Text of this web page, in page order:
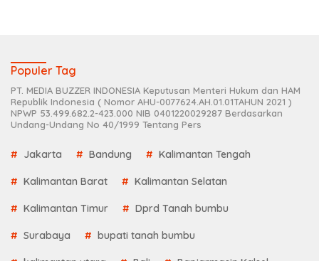
Populer Tag
PT. MEDIA BUZZER INDONESIA Keputusan Menteri Hukum dan HAM
Republik Indonesia ( Nomor AHU-0077624.AH.01.01TAHUN 2021 )
NPWP 53.499.682.2-423.000 NIB 0401220029287 Berdasarkan
Undang-Undang No 40/1999 Tentang Pers
Jakarta Bandung Kalimantan Tengah
Kalimantan Barat Kalimantan Selatan
Kalimantan Timur Dprd Tanah bumbu
Surabaya bupati tanah bumbu